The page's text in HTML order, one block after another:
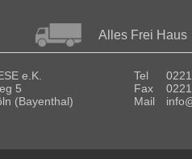
Alles Frei Haus
e.K.
5
(Bayenthal)
Tel
Fax
Mail